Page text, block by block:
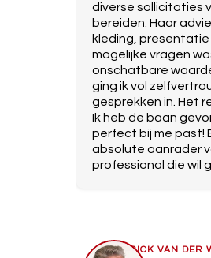
diverse sollicitaties
bereiden. Haar
kleding, presentatie
mogelijke vragen
onschatbare
ging ik vol
gesprekken in. Het
Ik heb de baan
perfect bij me past!
absolute aanrader
professional die wil
RICK VAN DER